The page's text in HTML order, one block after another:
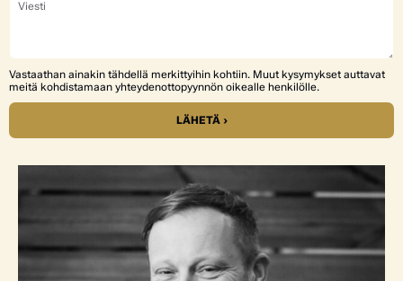
Vastaathan ainakin tähdellä merkittyihin kohtiin. Muut kysymykset auttavat
meitä kohdistamaan yhteydenottopyynnön oikealle henkilölle.
LÄHETÄ ›